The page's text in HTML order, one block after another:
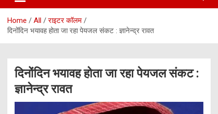
Home All
राइटर कॉलम
दिनोंदिन भयावह होता जा रहा पेयजल संकट : ज्ञानेन्द्र रावत
दिनोंदिन भयावह होता जा रहा पेयजल संकट :
ज्ञानेन्द्र रावत